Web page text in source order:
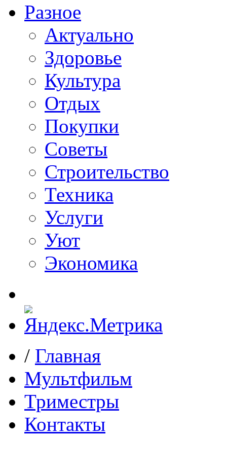
Разное
Актуально
Здоровье
Культура
Отдых
Покупки
Советы
Строительство
Техника
Услуги
Уют
Экономика
/ Главная
Мультфильм
Триместры
Контакты